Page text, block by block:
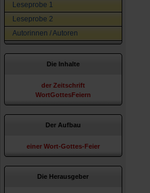
Leseprobe 1
Leseprobe 2
Autorinnen / Autoren
Die Inhalte
der Zeitschrift
WortGottesFeiern
Der Aufbau
einer Wort-Gottes-Feier
Die Herausgeber